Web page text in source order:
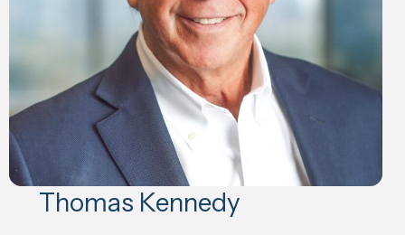
Thomas Kennedy